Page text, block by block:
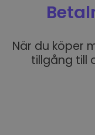
När du köper
tillgång till